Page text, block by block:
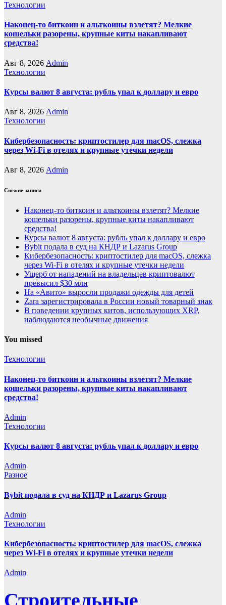
Технологии
Наконец-то биткоин и альткоины взлетят? Мелкие
кошельки разорены, крупные киты накапливают
средства!
Авг 8, 2026 Admin
Технологии
Курсы валют 8 августа: рубль упал к доллару и евро
Авг 8, 2026 Admin
Технологии
Кибербезопасность: криптостилер для macOS, слежка
через Wi-Fi в отелях и крупные утечки недели
Авг 8, 2026 Admin
Свежие записи
Наконец-то биткоин и альткоины взлетят? Мелкие
кошельки разорены, крупные киты накапливают
средства!
Курсы валют 8 августа: рубль упал к доллару и евро
Bybit подала в суд на КНДР и Lazarus Group
Кибербезопасность: криптостилер для macOS, слежка
через Wi-Fi в отелях и крупные утечки недели
Ущерб от нападений на владельцев криптовалют
превысил $30 млн
На «Авито» выросли продажи одежды для детей
Zara зарегистрировала в России новый товарный знак
В поведении крупных китов, использующих XRP,
наблюдаются необычные движения
You missed
Технологии
Наконец-то биткоин и альткоины взлетят? Мелкие
кошельки разорены, крупные киты накапливают
средства!
Admin
Технологии
Курсы валют 8 августа: рубль упал к доллару и евро
Admin
Разное
Bybit подала в суд на КНДР и Lazarus Group
Admin
Технологии
Кибербезопасность: криптостилер для macOS, слежка
через Wi-Fi в отелях и крупные утечки недели
Admin
Строительные